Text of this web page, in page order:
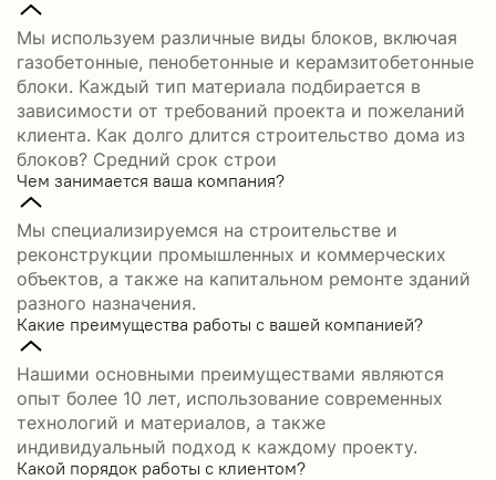
Мы используем различные виды блоков, включая
газобетонные, пенобетонные и керамзитобетонные
блоки. Каждый тип материала подбирается в
зависимости от требований проекта и пожеланий
клиента. Как долго длится строительство дома из
блоков? Средний срок строи
Чем занимается ваша компания?
Мы специализируемся на строительстве и
реконструкции промышленных и коммерческих
объектов, а также на капитальном ремонте зданий
разного назначения.
Какие преимущества работы с вашей компанией?
Нашими основными преимуществами являются
опыт более 10 лет, использование современных
технологий и материалов, а также
индивидуальный подход к каждому проекту.
Какой порядок работы с клиентом?